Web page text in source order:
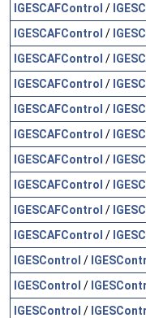
IGESCAFControl /
IGESCAFControl /
IGESCAFControl /
IGESCAFControl /
IGESCAFControl /
IGESCAFControl /
IGESCAFControl /
IGESCAFControl /
IGESCAFControl /
IGESCAFControl /
IGESControl /
IGESControl /
IGESControl /